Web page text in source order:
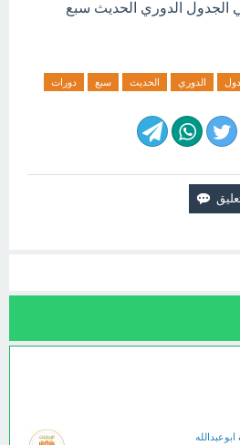
الجدول الدوري الحديث سبع
الدوري الحديث سبع دورات
ابوعبدالله